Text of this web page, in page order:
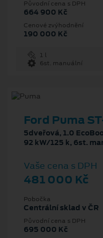
Původní cena s DPH
664 900 Kč
Cenové zvýhodnění
190 000 Kč
1 l
6st. manuální
Ford Puma
5dveřová, 1.0
92 kW/125 k, 6st.
Vaše cena s DPH
481 000 Kč
Pobočka
Centrální sklad v ČR
Původní cena s DPH
695 000 Kč